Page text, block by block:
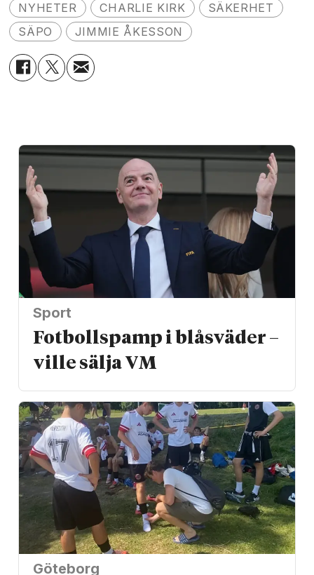
NYHETER CHARLIE KIRK
SÄKERHET
SÄPO
JIMMIE ÅKESSON
Sport
Fotbollspamp i blåsväder –
ville sälja VM
Göteborg